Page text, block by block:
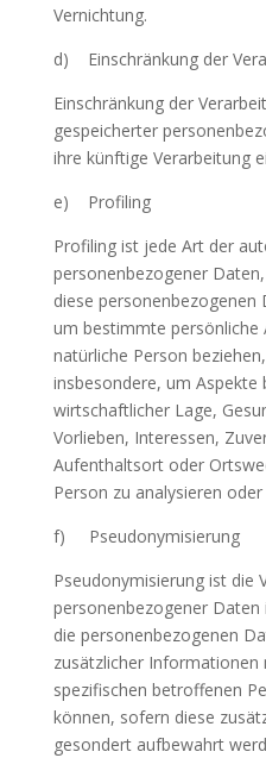
Vernichtung.
d) Einschränkung der
Einschränkung der
gespeicherter
ihre künftige Verarbeitung
e) Profiling
Profiling ist jede Art der
personenbezogener
diese
um bestimmte persönliche
natürliche Person
insbesondere, um Aspekte
wirtschaftlicher Lage,
Vorlieben, Interessen,
Aufenthaltsort oder
Person zu analysieren
f) Pseudonymisierung
Pseudonymisierung ist die
personenbezogener Daten
die personenbezogenen
zusätzlicher Informationen
spezifischen betroffenen
können, sofern diese
gesondert aufbewahrt